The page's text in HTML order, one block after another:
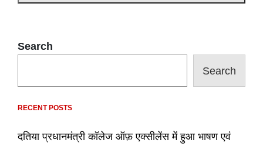
Search
Search
RECENT POSTS
दतिया प्रधानमंत्री कॉलेज ऑफ़ एक्सीलेंस में हुआ भाषण एवं